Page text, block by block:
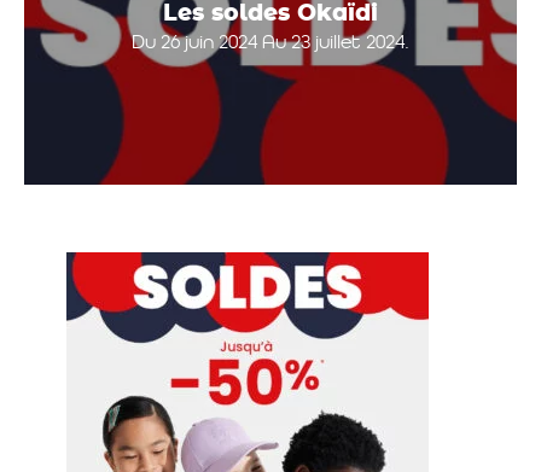
Les soldes Okaïdi
Du 26 juin 2024 Au 23 juillet 2024.